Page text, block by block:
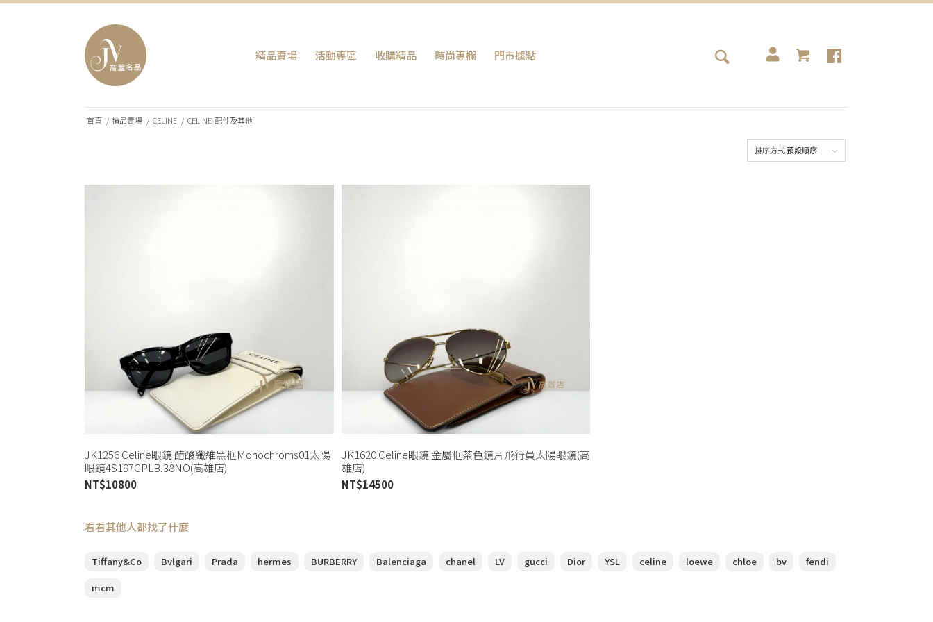
精品賣場 活動專區 收購精品 時尚專欄 門巿據點
首頁 / 精品賣場 / CELINE / CELINE-配件及其他
排序方式預設順序
JK1256 Celine眼鏡 醋酸纖維黑框Monochroms01太陽
眼鏡4S197CPLB.38NO(高雄店)
NT$10800
JK1620 Celine眼鏡 金屬框茶色鏡片飛行員太陽眼鏡(高
雄店)
NT$14500
看看其他人都找了什麼
Tiffany&Co Bvlgari Prada hermes BURBERRY Balenciaga chanel LV gucci Dior YSL celine loewe chloe bv
fendi
mcm